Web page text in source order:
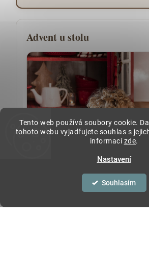
Tento web používá soubory cookie.
tohoto webu vyjadřujete souhlas s
informacízde.
Nastavení
Souhlasím
Advent u stolu